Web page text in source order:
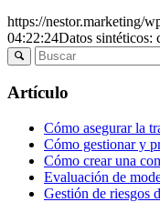
https://nestor.marketing/
04:22:24Datos sintéticos:
Artículo
Cómo asegurar la
Cómo gestionar y
Cómo crear una
Evaluación de
Gestión de riesgos